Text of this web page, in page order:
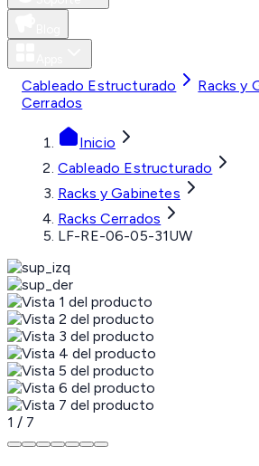
Cableado Estructurado Racks y
Cerrados
Inicio
Cableado Estructurado
Racks y Gabinetes
Racks Cerrados
LF-RE-06-05-31UW
1 / 7